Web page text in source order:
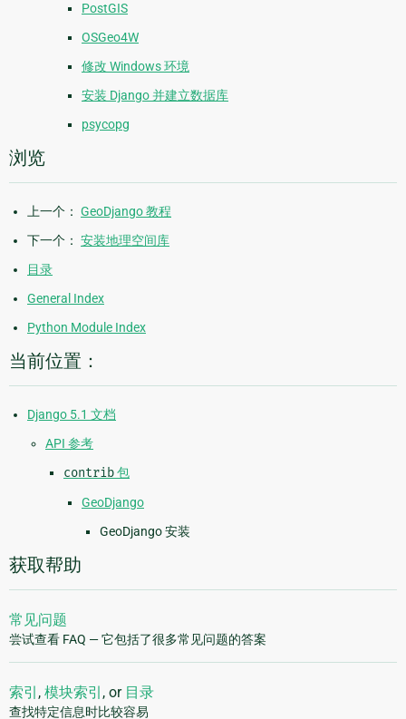
PostGIS
OSGeo4W
修改 Windows 环境
安装 Django 并建立数据库
psycopg
浏览
上一个： GeoDjango 教程
下一个： 安装地理空间库
目录
General Index
Python Module Index
当前位置：
Django 5.1 文档
API 参考
contrib包
GeoDjango
GeoDjango 安装
获取帮助
常见问题
尝试查看 FAQ — 它包括了很多常见问题的答案
索引 , 模块索引 , or 目录
查找特定信息时比较容易